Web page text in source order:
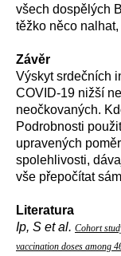
všech dospělých
těžko něco nalhat,
Závěr
Výskyt srdečních
COVID-19 nižší
neočkovaných.
Podrobnosti
upravených
spolehlivosti,
vše přepočítat
Literatura
Ip, S et al. Cohort
vaccination doses among